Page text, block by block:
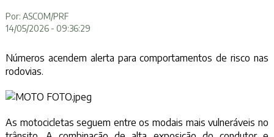
Por: ASCOM/PRF
14/05/2026 - 09:36:29
Números acendem alerta para comportamentos de risco nas
rodovias.
As motocicletas seguem entre os modais mais vulneráveis no